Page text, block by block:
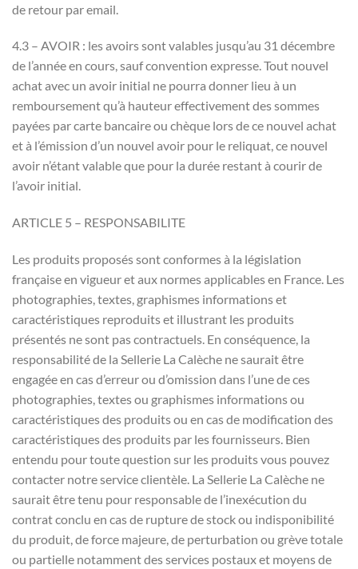
de retour par email.
4.3 – AVOIR : les avoirs sont valables jusqu’au 31 décembre
de l’année en cours, sauf convention expresse. Tout nouvel
achat avec un avoir initial ne pourra donner lieu à un
remboursement qu’à hauteur effectivement des sommes
payées par carte bancaire ou chèque lors de ce nouvel achat
et à l’émission d’un nouvel avoir pour le reliquat, ce nouvel
avoir n’étant valable que pour la durée restant à courir de
l’avoir initial.
ARTICLE 5 – RESPONSABILITE
Les produits proposés sont conformes à la législation
française en vigueur et aux normes applicables en France. Les
photographies, textes, graphismes informations et
caractéristiques reproduits et illustrant les produits
présentés ne sont pas contractuels. En conséquence, la
responsabilité de la Sellerie La Calèche ne saurait être
engagée en cas d’erreur ou d’omission dans l’une de ces
photographies, textes ou graphismes informations ou
caractéristiques des produits ou en cas de modification des
caractéristiques des produits par les fournisseurs. Bien
entendu pour toute question sur les produits vous pouvez
contacter notre service clientèle. La Sellerie La Calèche ne
saurait être tenu pour responsable de l’inexécution du
contrat conclu en cas de rupture de stock ou indisponibilité
du produit, de force majeure, de perturbation ou grève totale
ou partielle notamment des services postaux et moyens de